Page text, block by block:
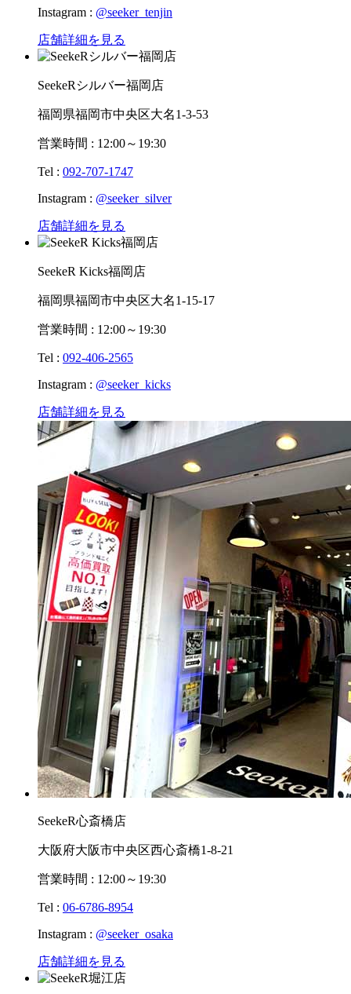
Instagram : @seeker_tenjin
店舗詳細を見る
SeekeRシルバー福岡店
福岡県福岡市中央区大名1-3-53
営業時間 : 12:00～19:30
Tel : 092-707-1747
Instagram : @seeker_silver
店舗詳細を見る
SeekeR Kicks福岡店
福岡県福岡市中央区大名1-15-17
営業時間 : 12:00～19:30
Tel : 092-406-2565
Instagram : @seeker_kicks
店舗詳細を見る
SeekeR心斎橋店
大阪府大阪市中央区西心斎橋1-8-21
営業時間 : 12:00～19:30
Tel : 06-6786-8954
Instagram : @seeker_osaka
店舗詳細を見る